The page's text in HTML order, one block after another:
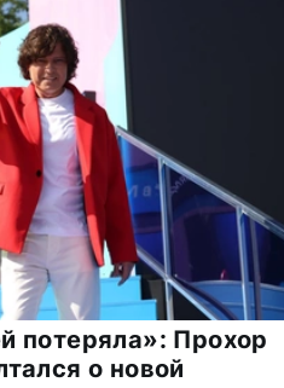
потеряла»: Прохор
о новой